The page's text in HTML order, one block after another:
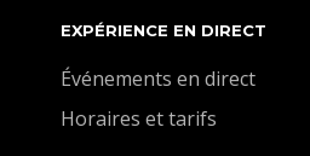
EXPÉRIENCE EN DIRECT
Événements en direct
Horaires et tarifs